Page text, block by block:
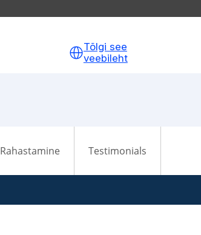
Tõlgi see
veebileht
Rahastamine Testimonials